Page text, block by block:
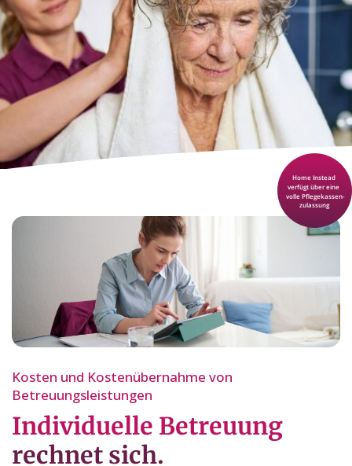
Kosten und Kostenübernahme von
Betreuungsleistungen
Individuelle Betreuung
rechnet sich.